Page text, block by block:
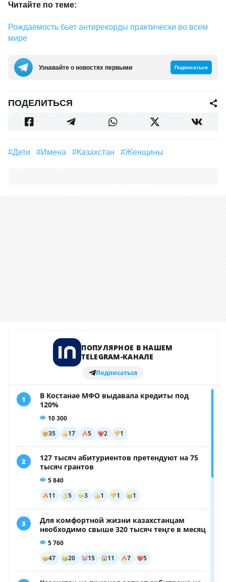
Читайте по теме:
Рождаемость бьет антирекорды практически во всем
мире
Узнавайте о новостях первыми Подписаться
ПОДЕЛИТЬСЯ
#дети #Имена #Казахстан #женщины